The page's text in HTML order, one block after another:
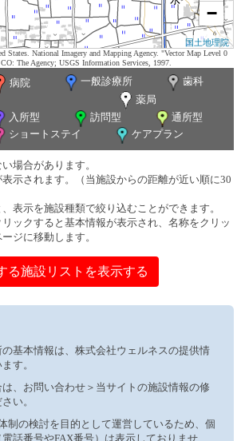
−
国土地理院
States. National Imagery and Mapping Agency. "Vector Map Level 0
The Agency; USGS Information Services, 1997.
病院 一般診療所
歯科
薬局
入所型
訪問型
通所型
ショートステイ
ケアプラン
場合があります。
示されます。（当施設からの距離が近い順に30
表示を施設種類で絞り込むことができます。
ックすると基本情報が表示され、名称をクリッ
ジに移動します。
る施設リストを表示する
基本情報は、株式会社ウェルネスの提供情
す。
、お問い合わせ＞当サイトの施設情報の修
い。
制の検討を目的として運営しているため、個
話番号やFAX番号）は表示しておりませ